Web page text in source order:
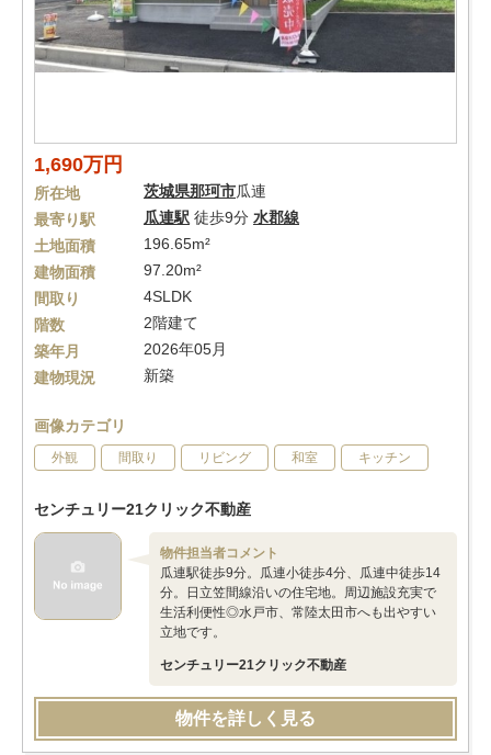
1,690万円
所在地 茨城県那珂市瓜連
最寄り駅
瓜連駅 徒歩9分 水郡線
土地面積
196.65m²
建物面積
97.20m²
間取り
4SLDK
階数
2階建て
築年月
2026年05月
建物現況
新築
画像カテゴリ
外観 間取り リビング 和室 キッチン
センチュリー21クリック不動産
物件担当者コメント
瓜連駅徒歩9分。瓜連小徒歩4分、瓜連中徒歩14
分。日立笠間線沿いの住宅地。周辺施設充実で
生活利便性◎水戸市、常陸太田市へも出やすい
立地です。
センチュリー21クリック不動産
物件を詳しく見る